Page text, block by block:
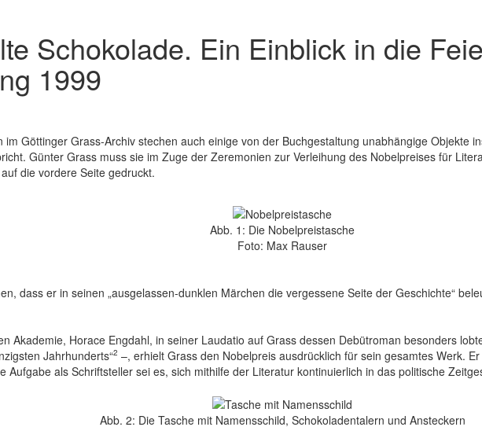
Schokolade. Ein Einblick in die
1999
Göttinger Grass-Archiv stechen auch einige von der Buchgestaltung unabhängige Objekte
Günter Grass muss sie im Zuge der Zeremonien zur Verleihung des Nobelpreises für
die vordere Seite gedruckt.
Abb. 1: Die Nobelpreistasche
Foto: Max Rauser
dass er in seinen „ausgelassen-dunklen Märchen die vergessene Seite der Geschichte“
Akademie, Horace Engdahl, in seiner Laudatio auf Grass dessen Debütroman besonders
Jahrhunderts“2 –, erhielt Grass den Nobelpreis ausdrücklich für sein gesamtes Werk.
Aufgabe als Schriftsteller sei es, sich mithilfe der Literatur kontinuierlich in das politische
Abb. 2: Die Tasche mit Namensschild, Schokoladentalern und Ansteckern